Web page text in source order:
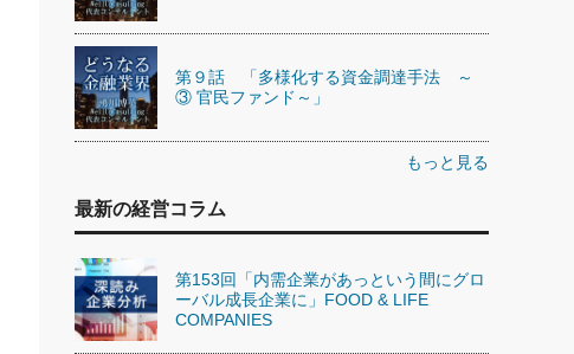
第９話 「多様化する資金調達手法 ～
③ 官民ファンド～」
もっと見る
最新の経営コラム
第153回「内需企業があっという間にグロ
ーバル成長企業に」FOOD & LIFE
COMPANIES